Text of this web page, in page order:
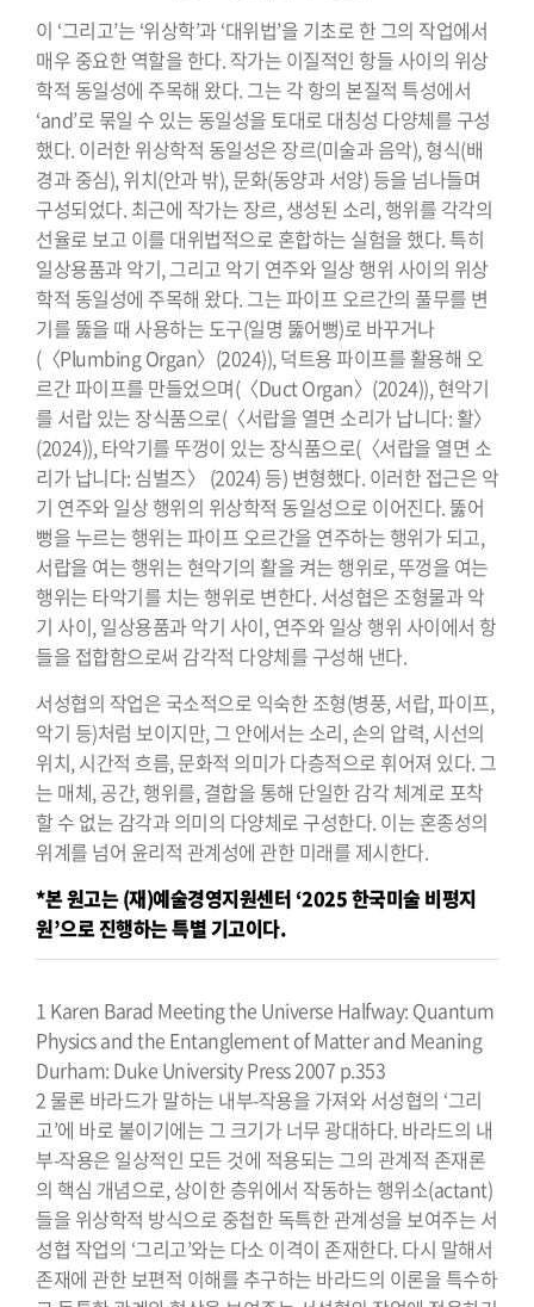
이 ‘그리고’는 ‘위상학’과 ‘대위법’을 기초로 한 그의 작업에서
매우 중요한 역할을 한다. 작가는 이질적인 항들 사이의 위상
학적 동일성에 주목해 왔다. 그는 각 항의 본질적 특성에서
‘and’로 묶일 수 있는 동일성을 토대로 대칭성 다양체를 구성
했다. 이러한 위상학적 동일성은 장르(미술과 음악), 형식(배
경과 중심), 위치(안과 밖), 문화(동양과 서양) 등을 넘나들며
구성되었다. 최근에 작가는 장르, 생성된 소리, 행위를 각각의
선율로 보고 이를 대위법적으로 혼합하는 실험을 했다. 특히
일상용품과 악기, 그리고 악기 연주와 일상 행위 사이의 위상
학적 동일성에 주목해 왔다. 그는 파이프 오르간의 풀무를 변
기를 뚫을 때 사용하는 도구(일명 뚫어뻥)로 바꾸거나
(〈Plumbing Organ〉(2024)), 덕트용 파이프를 활용해 오
르간 파이프를 만들었으며(〈Duct Organ〉(2024)), 현악기
를 서랍 있는 장식품으로(〈서랍을 열면 소리가 납니다: 활〉
(2024)), 타악기를 뚜껑이 있는 장식품으로(〈서랍을 열면 소
리가 납니다: 심벌즈〉 (2024) 등) 변형했다. 이러한 접근은 악
기 연주와 일상 행위의 위상학적 동일성으로 이어진다. 뚫어
뻥을 누르는 행위는 파이프 오르간을 연주하는 행위가 되고,
서랍을 여는 행위는 현악기의 활을 켜는 행위로, 뚜껑을 여는
행위는 타악기를 치는 행위로 변한다. 서성협은 조형물과 악
기 사이, 일상용품과 악기 사이, 연주와 일상 행위 사이에서 항
들을 접합함으로써 감각적 다양체를 구성해 낸다.
서성협의 작업은 국소적으로 익숙한 조형(병풍, 서랍, 파이프,
악기 등)처럼 보이지만, 그 안에서는 소리, 손의 압력, 시선의
위치, 시간적 흐름, 문화적 의미가 다층적으로 휘어져 있다. 그
는 매체, 공간, 행위를, 결합을 통해 단일한 감각 체계로 포착
할 수 없는 감각과 의미의 다양체로 구성한다. 이는 혼종성의
위계를 넘어 윤리적 관계성에 관한 미래를 제시한다.
*본 원고는 (재)예술경영지원센터 ‘2025 한국미술 비평지
원’으로 진행하는 특별 기고이다.
1 Karen Barad Meeting the Universe Halfway: Quantum
Physics and the Entanglement of Matter and Meaning
Durham: Duke University Press 2007 p.353
2 물론 바라드가 말하는 내부-작용을 가져와 서성협의 ‘그리
고’에 바로 붙이기에는 그 크기가 너무 광대하다. 바라드의 내
부-작용은 일상적인 모든 것에 적용되는 그의 관계적 존재론
의 핵심 개념으로, 상이한 층위에서 작동하는 행위소(actant)
들을 위상학적 방식으로 중첩한 독특한 관계성을 보여주는 서
성협 작업의 ‘그리고’와는 다소 이격이 존재한다. 다시 말해서
존재에 관한 보편적 이해를 추구하는 바라드의 이론을 특수하